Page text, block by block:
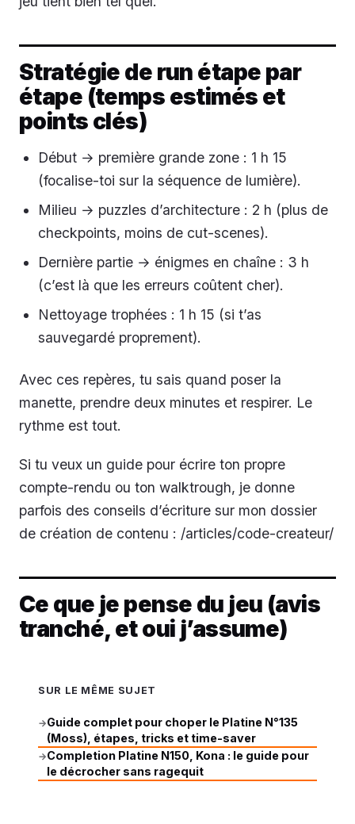
Stratégie de run étape par
étape (temps estimés et
points clés)
Début → première grande zone : 1 h 15
(focalise-toi sur la séquence de lumière).
Milieu → puzzles d’architecture : 2 h (plus de
checkpoints, moins de cut-scenes).
Dernière partie → énigmes en chaîne : 3 h
(c’est là que les erreurs coûtent cher).
Nettoyage trophées : 1 h 15 (si t’as
sauvegardé proprement).
Avec ces repères, tu sais quand poser la
manette, prendre deux minutes et respirer. Le
rythme est tout.
Si tu veux un guide pour écrire ton propre
compte-rendu ou ton walktrough, je donne
parfois des conseils d’écriture sur mon dossier
de création de contenu : /articles/code-createur/
Ce que je pense du jeu (avis
tranché, et oui j’assume)
SUR LE MÊME SUJET
→Guide complet pour choper le Platine N°135
(Moss), étapes, tricks et time-saver
→Completion Platine N150, Kona : le guide pour
le décrocher sans ragequit